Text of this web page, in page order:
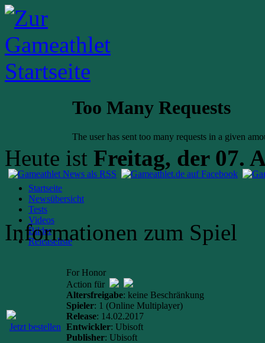
Heute ist Freitag, der 07.
Startseite
Newsübersicht
Tests
Videos
Bilder
Releaseliste
Informationen zum Spiel
Jetzt bestellen
For Honor
Action für
Altersfreigabe: keine Beschränkung
Spieler: 1 (Online Multiplayer)
Release: 14.02.2017
Entwickler: Ubisoft
Publisher: Ubisoft